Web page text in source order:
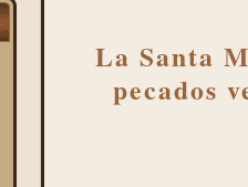
La Santa
pecados